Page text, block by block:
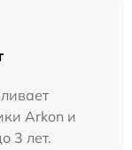
Arkon и
3 лет.